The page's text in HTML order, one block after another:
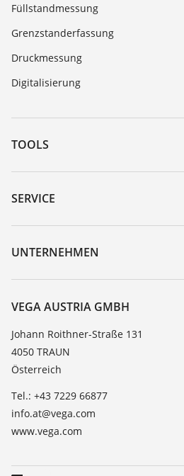
Füllstandmessung
Grenzstanderfassung
Druckmessung
Digitalisierung
TOOLS
Download-Center
Gerätesuche (Seriennummer)
DTM Collection/PACTware
SERVICE
Geräterücksendung
Trainings
TeamViewer
UNTERNEHMEN
Karriere
Über VEGA
Kontakt
News
Presse
Blog
VEGA AUSTRIA GMBH
Johann Roithner-Straße 131
4050 TRAUN
Österreich
Tel.: +43 7229 66877
info.at@vega.com
www.vega.com